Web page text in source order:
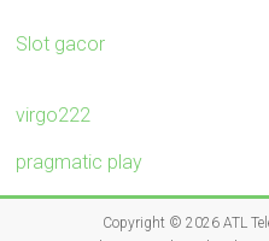
Slot gacor
virgo222
pragmatic play
Copyright © 2026 ATL